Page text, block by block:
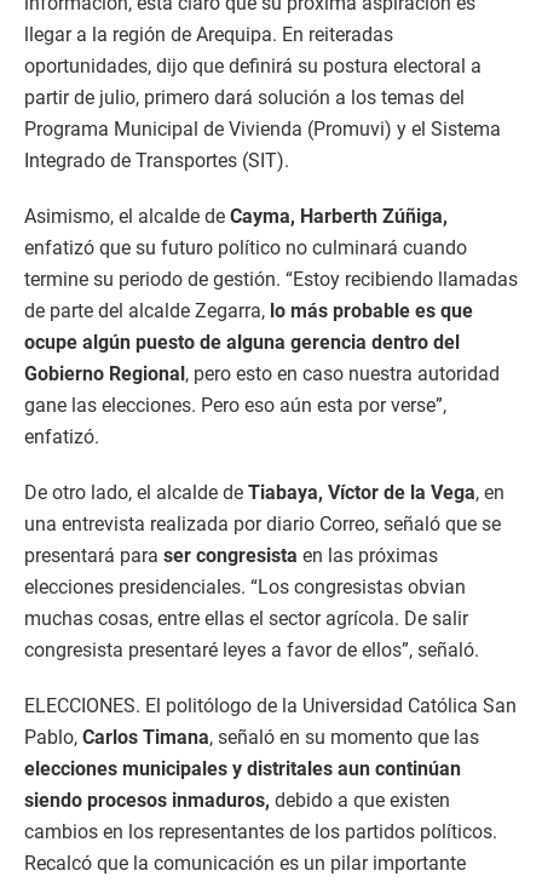
llegar a la región de Arequipa. En reiteradas
oportunidades, dijo que definirá su postura electoral a
partir de julio, primero dará solución a los temas del
Programa Municipal de Vivienda (Promuvi) y el Sistema
Integrado de Transportes (SIT).
Asimismo, el alcalde de Cayma, Harberth Zúñiga,
enfatizó que su futuro político no culminará cuando
termine su periodo de gestión. “Estoy recibiendo llamadas
de parte del alcalde Zegarra, lo más probable es que
ocupe algún puesto de alguna gerencia dentro del
Gobierno Regional, pero esto en caso nuestra autoridad
gane las elecciones. Pero eso aún esta por verse”,
enfatizó.
De otro lado, el alcalde de Tiabaya, Víctor de la Vega, en
una entrevista realizada por diario Correo, señaló que se
presentará para ser congresista en las próximas
elecciones presidenciales. “Los congresistas obvian
muchas cosas, entre ellas el sector agrícola. De salir
congresista presentaré leyes a favor de ellos”, señaló.
ELECCIONES. El politólogo de la Universidad Católica San
Pablo, Carlos Timana, señaló en su momento que las
elecciones municipales y distritales aun continúan
siendo procesos inmaduros, debido a que existen
cambios en los representantes de los partidos políticos.
Recalcó que la comunicación es un pilar importante